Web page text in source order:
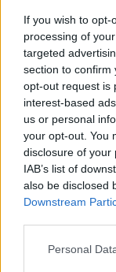
If you wish to
processing of
targeted
section to confirm
opt-out request is
interest-based
us or personal
your opt-out. You
disclosure of your
IAB’s list of
also be disclosed
Downstream
Personal
Ám a
mindegyik
versenyzőt